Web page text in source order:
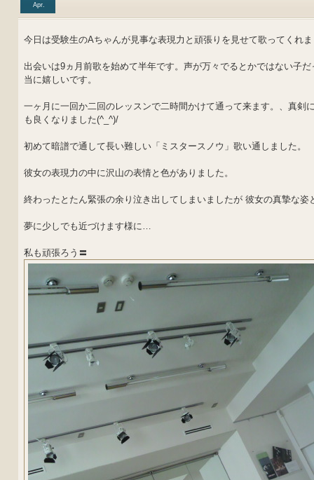
Apr.
今日は受験生のAちゃんが見事な表現力と頑張りを見せて歌ってくれ
出会いは9ヵ月前歌を始めて半年です。声が万々でるとかではない子
当に嬉しいです。
一ヶ月に一回か二回のレッスンで二時間かけて通って来ます。、真剣
も良くなりました(^_^)/
初めて暗譜で通して長い難しい「ミスタースノウ」歌い通しました。
彼女の表現力の中に沢山の表情と色がありました。
終わったとたん緊張の余り泣き出してしまいましたが 彼女の真摯な姿
夢に少しでも近づけます様に…
私も頑張ろう〓